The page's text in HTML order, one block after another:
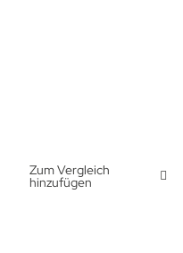
Zum Vergleich
hinzufügen